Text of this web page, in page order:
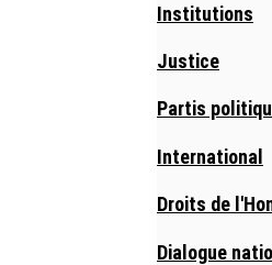
Institutions
Justice
Partis
International
Droits de
Dialogue